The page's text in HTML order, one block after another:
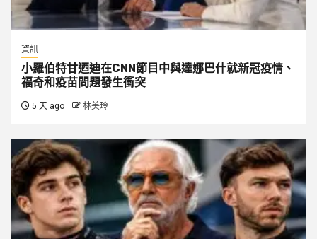
資訊
小羅伯特甘迺迪在CNN節目中與達娜巴什就新冠疫情、
福奇和疫苗問題發生衝突
5 天 ago 林美玲